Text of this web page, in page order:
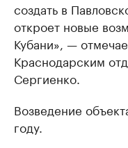
создать в
откроет новые
Кубани», —
Краснодарским
Сергиенко.
Возведение
году.